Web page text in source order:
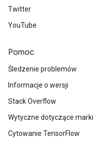
Twitter
YouTube
Pomoc
Śledzenie problemów
Informacje o wersji
Stack Overflow
Wytyczne dotyczące marki
Cytowanie TensorFlow